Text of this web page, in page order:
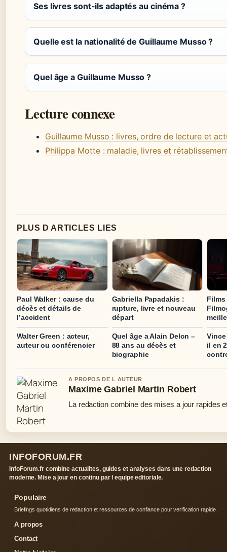
Ses livres sont-ils adaptés au cinéma ?
Quelle est la nationalité de Guillaume Musso ?
Quel âge a Guillaume Musso ?
Lecture connexe
Guillaume Musso : livres, ordre de lecture et
Philippa Motte : maladie, livres et
PLUS D ARTICLES LIES
Paul Walker : cause du
décès et détails de
l’accident
Gabriella Papadakis :
rupture, livre et nouveau
départ
Walter Green : acteur,
auteur ou conférencier
Quel âge a Alain Delon –
88 ans au décès et
biographie
il en
A PROPOS DE L AUTEUR
Maxime Gabriel Martin Robert
La redaction combine des mises a jour rapides
INFOFORUM.FR
InfoForum.fr combine actualites, guides et analyses dans une redaction
moderne. Mise a jour en continu par l equipe editoriale.
Populaire
Briefings quotidiens de redaction et ressources de confiance pour verification rapide.
A propos
Contact